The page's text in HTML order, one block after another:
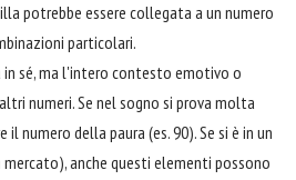
potrebbe essere collegata a un numero
particolari.
sé, ma l'intero contesto emotivo o
numeri. Se nel sogno si prova molta
il numero della paura (es. 90). Se si è in un
anche questi elementi possono